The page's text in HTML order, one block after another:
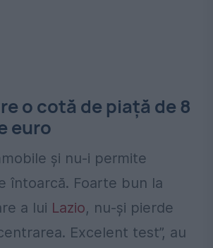
o cotă de piață de 8
euro
și nu-i permite
întoarcă. Foarte bun la
a lui Lazio, nu-și pierde
Excelent test”, au